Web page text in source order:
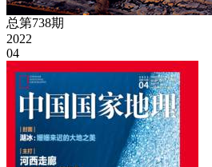
总第738期
2022
04